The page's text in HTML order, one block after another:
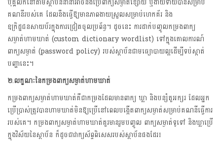
គណនីរបស់គេ ដែលនឹងធ្វើឱ្យមានភាពងាយស្រួលសម្រាប់ហេកគ័រ និង
ឧក្រិដ្ឋជនសាយប័រក្នុងការជ្រៀតចូលប្រព័ន្ធ។ ដូចនេះ ការដាក់បញ្ចូលកម្រងពាក្យ
សម្ងាត់ហាមឃាត់ (custom dictionary wordlist) ទៅក្នុងគោលការណ៍
ពាក្យសម្ងាត់ (password policy) របស់ស្ថាប័នជាមធ្យោបាយល្អដើម្បីទប់ស្កាត់
បញ្ហានេះ។
២.លក្ខណៈនៃកម្រងពាក្យសម្ងាត់ហាមឃាត់
កម្រងពាក្យសម្ងាត់ហាមឃាត់គឺជាកម្រងដែលមានពាក្យ ឃ្លា និងបន្សំតួអក្សរ ដែលអ្នក
ប្រើប្រាស់ត្រូវបានហាមឃាត់មិនឱ្យប្រើនៅពេលបង្កើតពាក្យសម្ងាត់សម្រាប់គណនីធ្វើការ
របស់គេ។ កម្រងពាក្យសម្ងាត់ហាមឃាត់គួរមានរួមបញ្ចូល ពាក្យសម្ងាត់ទូទៅ និងឃ្លាប្រើ
ក្នុងវិស័យនៃស្ថាប័ន ក៏ដូចជាវាក្យស័ព្ទពិសេសរបស់ស្ថាប័នផងដែរ៖